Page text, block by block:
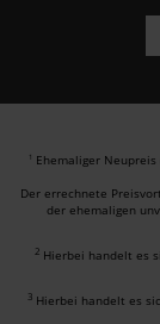
1 Ehemaliger
Der errechnete
der ehemaligen
2 Hierbei handelt es
3 Hierbei handelt es